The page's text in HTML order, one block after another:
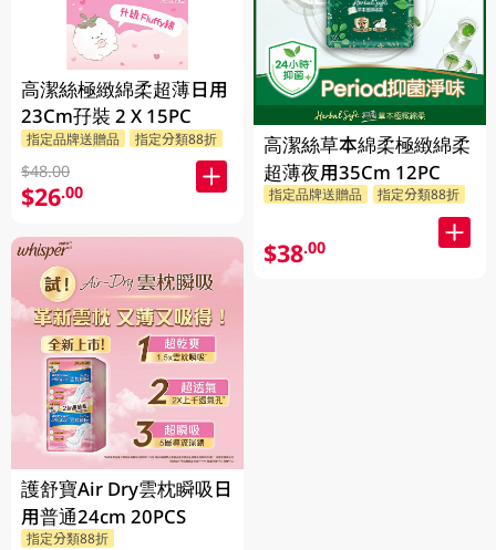
高潔絲極緻綿柔超薄日用
23Cm孖裝 2 X 15PC
指定品牌送贈品 指定分類88折
$48.00
$26.00
護舒寶Air Dry雲枕瞬吸日
用普通24cm 20PCS
指定分類88折
高潔絲草本綿柔極緻綿柔
超薄夜用35Cm 12PC
指定品牌送贈品 指定分類88折
$38.00